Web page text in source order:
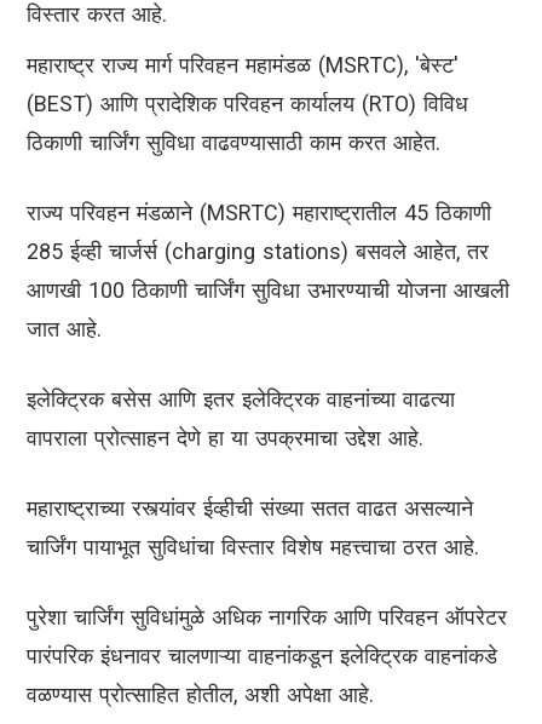
विस्तार करत आहे.
महाराष्ट्र राज्य मार्ग परिवहन महामंडळ (MSRTC), 'बेस्ट'
(BEST) आणि प्रादेशिक परिवहन कार्यालय (RTO) विविध
ठिकाणी चार्जिंग सुविधा वाढवण्यासाठी काम करत आहेत.
राज्य परिवहन मंडळाने (MSRTC) महाराष्ट्रातील 45 ठिकाणी
285 ईव्ही चार्जर्स (charging stations) बसवले आहेत, तर
आणखी 100 ठिकाणी चार्जिंग सुविधा उभारण्याची योजना आखली
जात आहे.
इलेक्ट्रिक बसेस आणि इतर इलेक्ट्रिक वाहनांच्या वाढत्या
वापराला प्रोत्साहन देणे हा या उपक्रमाचा उद्देश आहे.
महाराष्ट्राच्या रस्त्यांवर ईव्हीची संख्या सतत वाढत असल्याने
चार्जिंग पायाभूत सुविधांचा विस्तार विशेष महत्त्वाचा ठरत आहे.
पुरेशा चार्जिंग सुविधांमुळे अधिक नागरिक आणि परिवहन ऑपरेटर
पारंपरिक इंधनावर चालणाऱ्या वाहनांकडून इलेक्ट्रिक वाहनांकडे
वळण्यास प्रोत्साहित होतील, अशी अपेक्षा आहे.